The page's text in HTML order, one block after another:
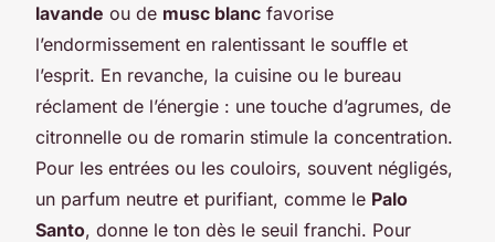
lavande ou de musc blanc favorise
l’endormissement en ralentissant le souffle et
l’esprit. En revanche, la cuisine ou le bureau
réclament de l’énergie : une touche d’agrumes, de
citronnelle ou de romarin stimule la concentration.
Pour les entrées ou les couloirs, souvent négligés,
un parfum neutre et purifiant, comme le Palo
Santo, donne le ton dès le seuil franchi. Pour